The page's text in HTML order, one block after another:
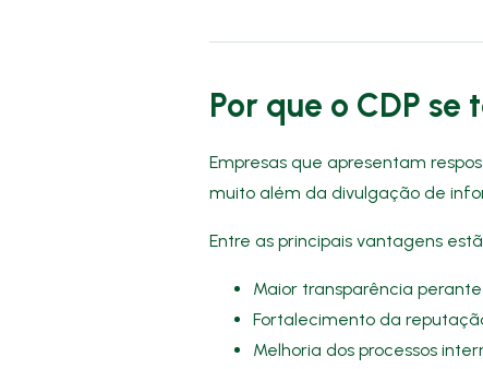
Por que o CDP
Empresas que apresentam
muito além da divulgação de
Entre as principais vantagens
Maior transparência
Fortalecimento da
Melhoria dos processos